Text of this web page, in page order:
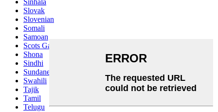
Sinhala
Slovak
Slovenian
Somali
Samoan
Scots Gaelic
Shona
Sindhi
Sundanese
Swahili
Tajik
Tamil
Telugu